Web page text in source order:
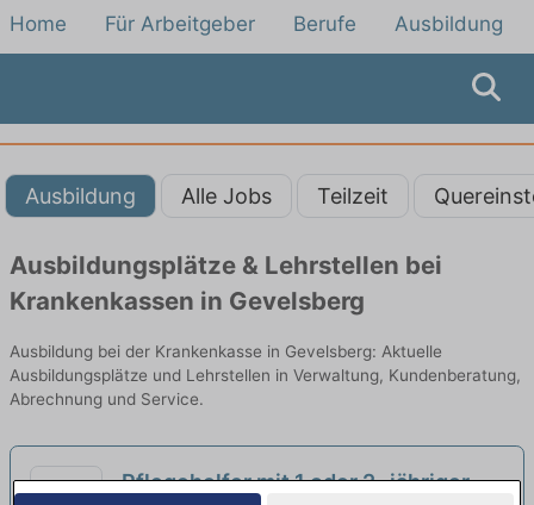
Home Für Arbeitgeber Berufe Ausbildung
Ausbildung Alle Jobs Teilzeit
Ausbildungsplätze & Lehrstellen bei
Krankenkassen in Gevelsberg
Ausbildung bei der Krankenkasse in Gevelsberg: Aktuelle
Ausbildungsplätze und Lehrstellen in Verwaltung, Kundenberatung,
Abrechnung und Service.
Pflegehelfer mit 1 oder 2- jähriger